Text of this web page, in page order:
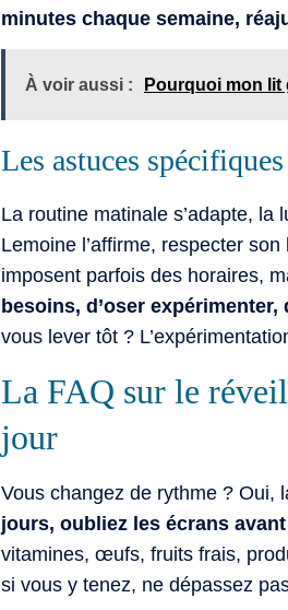
minutes chaque semaine,
À voir aussi : Pourquoi mon
Les astuces
La routine matinale s’adapte, la
Lemoine l’affirme, respecter
imposent parfois des horaires,
besoins, d’oser
vous lever tôt ?
La FAQ sur le
jour
Vous changez de rythme ? Oui,
jours, oubliez les écrans
vitamines, œufs, fruits frais,
si vous y tenez, ne dépassez